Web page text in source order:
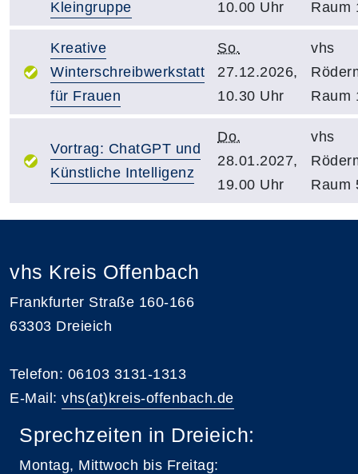
Kleingruppe 10.00 Uhr Raum
Kreative
Winterschreibwerkstatt
für Frauen
So.
27.12.2026,
10.30 Uhr
vhs
Raum
Vortrag: ChatGPT und
Künstliche Intelligenz
Do.
28.01.2027,
19.00 Uhr
vhs
Raum
vhs Kreis Offenbach
Frankfurter Straße 160-166
63303 Dreieich
Telefon: 06103 3131-1313
E-Mail: vhs(at)kreis-offenbach.de
Sprechzeiten in Dreieich:
Montag, Mittwoch bis Freitag: